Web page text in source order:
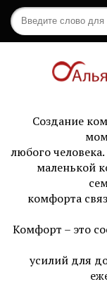
Создание
любого
маленькой
комфорта
Комфорт – это
усилий для